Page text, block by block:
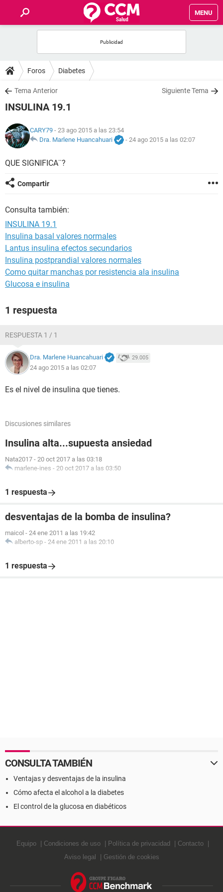
MENU
FOROS
SALUD
NUTRICIÓN
BIENESTAR
SEXUALIDAD
Foros Diabetes
Tema Anterior Siguiente Tema
INSULINA 19.1
CARY79 - 23 ago 2015 a las 23:54
Dra. Marlene Huancahuari
- 24 ago 2015 a las 02:07
QUE SIGNIFICA¨?
Compartir
Consulta también:
INSULINA 19.1
Insulina basal valores normales
Lantus insulina efectos secundarios
Insulina postprandial valores normales
Como quitar manchas por resistencia ala insulina
Glucosa e insulina
1 respuesta
RESPUESTA 1 / 1
Dra. Marlene Huancahuari 29.005
24 ago 2015 a las 02:07
Es el nivel de insulina que tienes.
Discusiones similares
Insulina alta...supuesta ansiedad
Nata2017 - 20 oct 2017 a las 03:18
marlene-ines - 20 oct 2017 a las 03:50
1 respuesta
desventajas de la bomba de insulina?
maicol - 24 ene 2011 a las 19:42
alberto-sp - 24 ene 2011 a las 20:10
1 respuesta
CONSULTA TAMBIÉN
Ventajas y desventajas de la insulina
Cómo afecta el alcohol a la diabetes
El control de la glucosa en diabéticos
Equipo Condiciones de uso Política de privacidad
Contacto
Aviso legal
Gestión de cookies